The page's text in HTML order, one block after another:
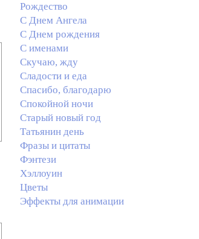
Рождество
С Днем Ангела
С Днем рождения
С именами
Скучаю, жду
Сладости и еда
Спасибо, благодарю
Спокойной ночи
Старый новый год
Татьянин день
Фразы и цитаты
Фэнтези
Хэллоуин
Цветы
Эффекты для анимации